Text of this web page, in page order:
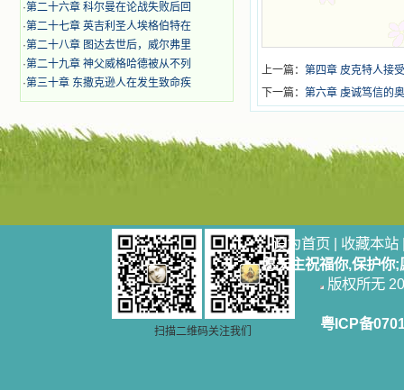
·第二十六章 科尔曼在论战失败后回
·第二十七章 英吉利圣人埃格伯特在
·第二十八章 图达去世后，威尔弗里
·第二十九章 神父威格哈德被从不列
·第三十章 东撒克逊人在发生致命疾
上一篇： 第四章 皮克特人接
下一篇： 第六章 虔诚笃信的
扫描二维码关注我们
设为首页 | 收藏本站
愿天主祝福你,保护你
版权所无
粤ICP备